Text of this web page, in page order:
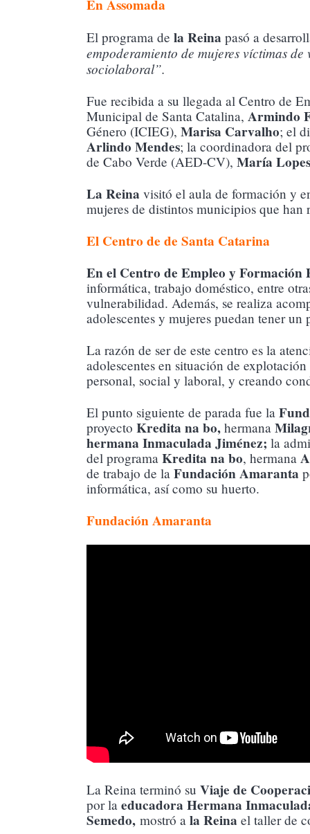
En Assomada
El programa de la Reina pasó a
empoderamiento de mujeres víctimas
sociolaboral”.
Fue recibida a su llegada al Centro de
Municipal de Santa Catalina, Armindo
Género (ICIEG), Marisa Carvalho; el
Arlindo Mendes; la coordinadora del
de Cabo Verde (AED-CV), María
La Reina visitó el aula de formación y
mujeres de distintos municipios que
El Centro de de Santa Catarina
En el Centro de Empleo y Formación
informática, trabajo doméstico, entre
vulnerabilidad. Además, se realiza
adolescentes y mujeres puedan tener
La razón de ser de este centro es la
adolescentes en situación de
personal, social y laboral, y creando
El punto siguiente de parada fue la
proyecto Kredita na bo, hermana
hermana Inmaculada Jiménez; la
del programa Kredita na bo, hermana
de trabajo de la Fundación Amaranta
informática, así como su huerto.
Fundación Amaranta
La Reina terminó su Viaje de
por la educadora Hermana
Semedo, mostró a la Reina el taller de